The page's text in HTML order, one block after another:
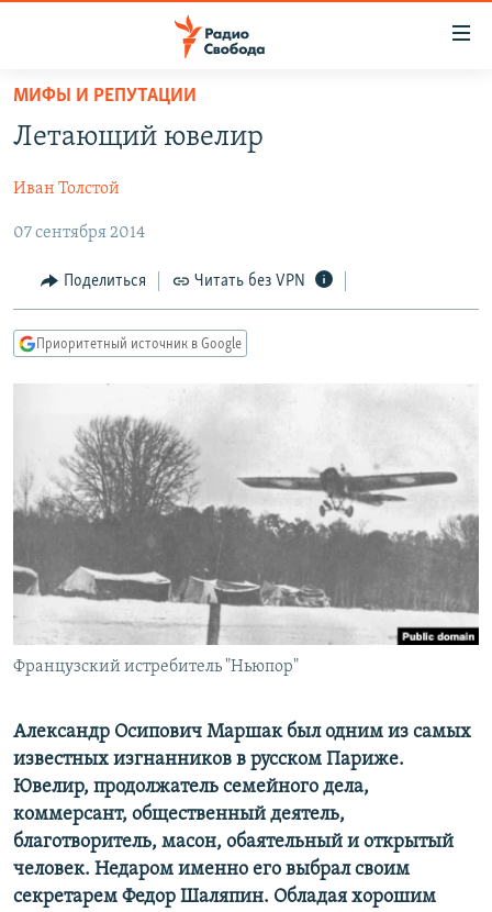
упрощенного
доступа
содержанию
Вернутся
главной
навигации
Вернутся
АВТОРСКИЕ ПРОЕКТЫ
ЦИТАТЫ СВОБОДЫ
МНЕНИЯ
КУЛЬТУРА
IDEL.РЕАЛИИ
СЕВЕР.РЕАЛИИ
СИБИРЬ.РЕАЛИИ
РАСПИСАНИЕ ВЕЩАНИЯ
Все сайты РСЕ/РС
МИФЫ И РЕПУТАЦИИ
Летающий ювелир
Иван Толстой
07 сентября 2014
Поделиться Читать без VPN
Приоритетный источник в Google
Французский истребитель "Ньюпор"
Александр Осипович Маршак был одним из самых
известных изгнанников в русском Париже.
Ювелир, продолжатель семейного дела,
коммерсант, общественный деятель,
благотворитель, масон, обаятельный и открытый
человек. Недаром именно его выбрал своим
секретарем Федор Шаляпин. Обладая хорошим